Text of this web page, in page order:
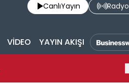
CanlıYayın Radyo
VİDEO YAYIN AKIŞI